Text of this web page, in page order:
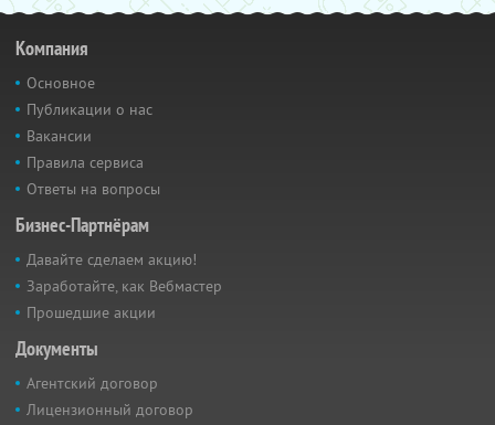
Компания
Основное
Публикации о нас
Вакансии
Правила сервиса
Ответы на вопросы
Бизнес-Партнёрам
Давайте сделаем акцию!
Заработайте, как Вебмастер
Прошедшие акции
Документы
Агентский договор
Лицензионный договор